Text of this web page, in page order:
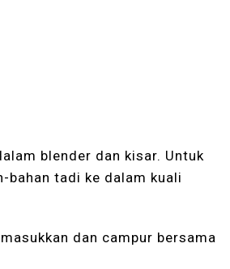
blender dan kisar. Untuk
bahan tadi ke dalam kuali
dan campur bersama